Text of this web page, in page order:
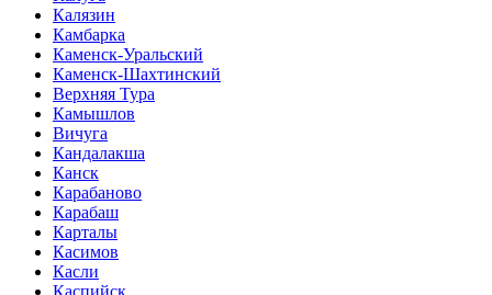
Калязин
Камбарка
Каменск-Уральский
Каменск-Шахтинский
Верхняя Тура
Камышлов
Вичуга
Кандалакша
Канск
Карабаново
Карабаш
Карталы
Касимов
Касли
Каспийск